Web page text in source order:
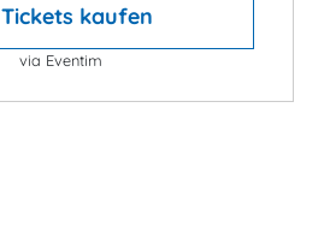
Tickets kaufen
via Eventim